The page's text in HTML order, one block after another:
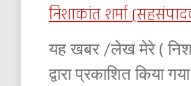
निशाकांत शर्मा
यह खबर /लेख मेरे (
द्वारा प्रकाशित किया